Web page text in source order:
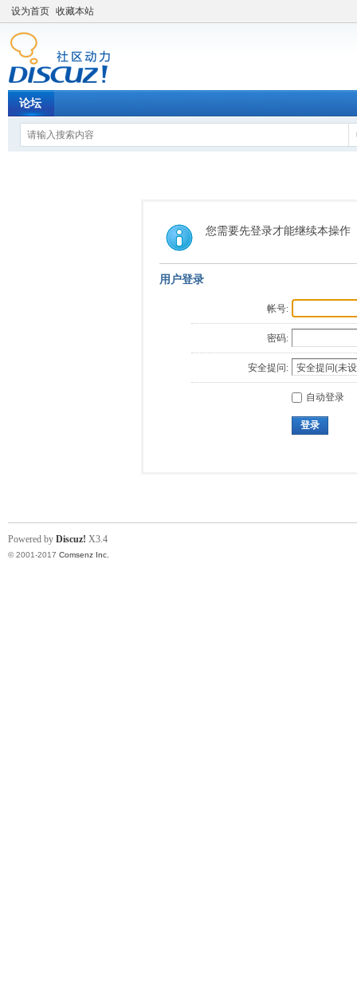
设为首页 收藏本站
论坛
您需要先登录才能继续本操作
用户登录
帐号:
密码:
安全提问:
自动登录
登录
Powered by Discuz! X3.4
© 2001-2017 Comsenz Inc.